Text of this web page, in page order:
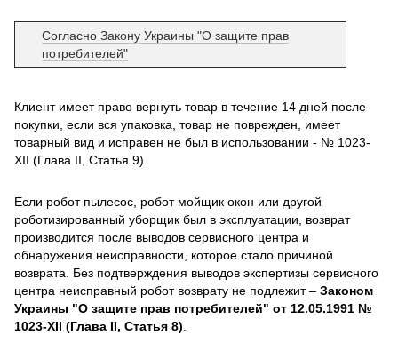
Согласно Закону Украины "О защите прав
потребителей"
Клиент имеет право вернуть товар в течение 14 дней после
покупки, если вся упаковка, товар не поврежден, имеет
товарный вид и исправен не был в использовании - № 1023-
XII (Глава II, Статья 9).
Если робот пылесос, робот мойщик окон или другой
роботизированный уборщик был в эксплуатации, возврат
производится после выводов сервисного центра и
обнаружения неисправности, которое стало причиной
возврата. Без подтверждения выводов экспертизы сервисного
центра неисправный робот возврату не подлежит – Законом
Украины "О защите прав потребителей" от 12.05.1991 №
1023-XII (Глава II, Статья 8)